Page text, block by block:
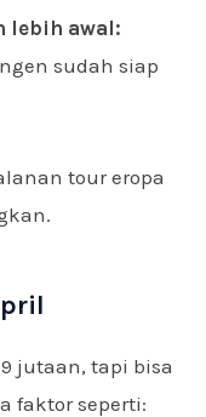
lebih awal:
sudah siap
tour eropa
jutaan, tapi bisa
faktor seperti: